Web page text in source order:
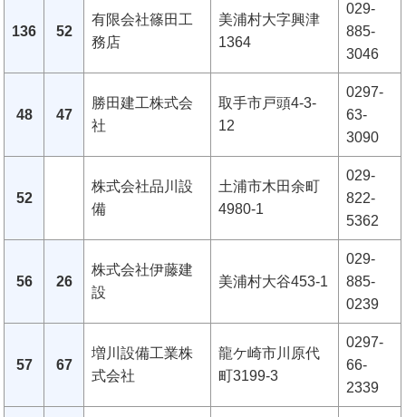
136 52
有限会社篠田工
務店
美浦村大字興津
1364
029-
885-
3046
48 47
勝田建工株式会
社
取手市戸頭4-3-
12
0297-
63-
3090
52
株式会社品川設
備
土浦市木田余町
4980-1
029-
822-
5362
56 26
株式会社伊藤建
設
美浦村大谷453-1
029-
885-
0239
57 67
増川設備工業株
式会社
龍ケ崎市川原代
町3199-3
0297-
66-
2339